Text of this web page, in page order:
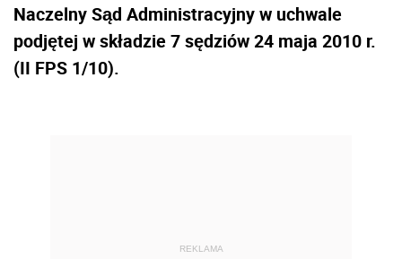
Naczelny Sąd Administracyjny w uchwale
podjętej w składzie 7 sędziów 24 maja 2010 r.
(II FPS 1/10).
REKLAMA